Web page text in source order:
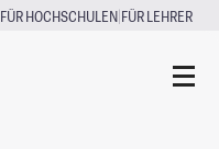
FÜR HOCHSCHULEN|FÜR LEHRER